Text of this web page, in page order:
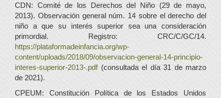
CDN: Comité de los Derechos del Niño (29 de mayo,
2013). Observación general núm. 14 sobre el derecho del
niño a que su interés superior sea una consideración
primordial. Registro: CRC/C/GC/14.
https://plataformadeinfancia.org/wp-
content/uploads/2018/09/observacion-general-14-principio-
interes-superior-2013-.pdf(consultada el día 31 de marzo
de 2021).
CPEUM: Constitución Política de los Estados Unidos